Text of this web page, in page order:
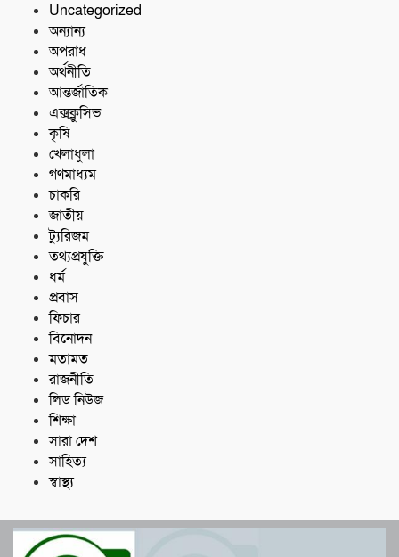
Uncategorized
অন্যান্য
অপরাধ
অর্থনীতি
আন্তর্জাতিক
এক্সক্লুসিভ
কৃষি
খেলাধুলা
গণমাধ্যম
চাকরি
জাতীয়
ট্যুরিজম
তথ্যপ্রযুক্তি
ধর্ম
প্রবাস
ফিচার
বিনোদন
মতামত
রাজনীতি
লিড নিউজ
শিক্ষা
সারা দেশ
সাহিত্য
স্বাস্থ্য